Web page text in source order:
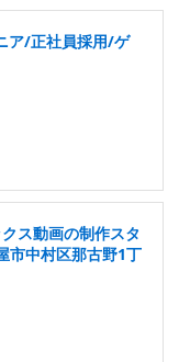
ア/正社員採用/ゲ
ス動画の制作スタ
市中村区那古野1丁